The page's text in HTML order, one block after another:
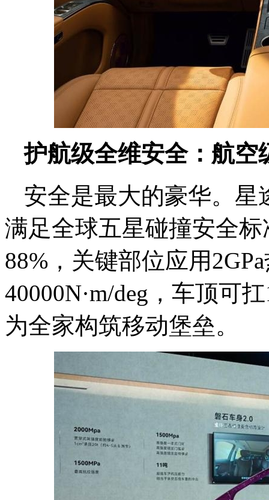
护航级全维安全：航空
安全是最大的豪华。星
满足全球五星碰撞安全
88%，关键部位应用
40000N·m/deg，车顶可
为全家构筑移动堡垒。